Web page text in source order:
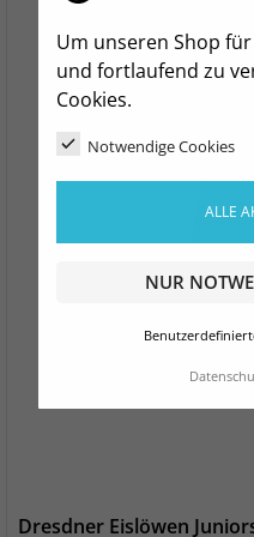
Um unseren Shop
und fortlaufend zu
Cookies.
Notwendige Cookies
ALLE
NUR
Dresdner Eislöwen